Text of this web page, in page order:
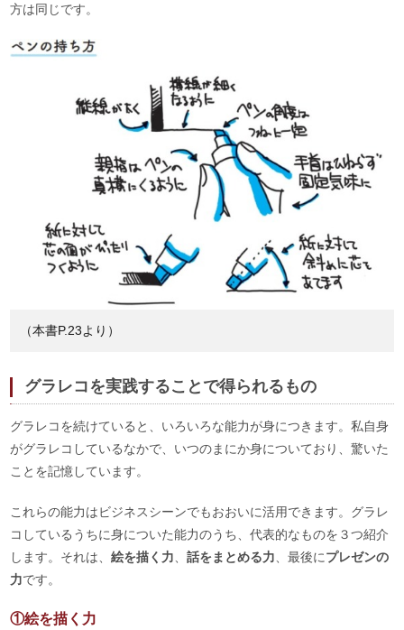
方は同じです。
（本書P.23より）
グラレコを実践することで得られるもの
グラレコを続けていると、いろいろな能力が身につきます。私自身
がグラレコしているなかで、いつのまにか身についており、驚いた
ことを記憶しています。
これらの能力はビジネスシーンでもおおいに活用できます。グラレ
コしているうちに身についた能力のうち、代表的なものを３つ紹介
します。それは、絵を描く力 、話をまとめる力 、最後にプレゼンの
力です。
①絵を描く力